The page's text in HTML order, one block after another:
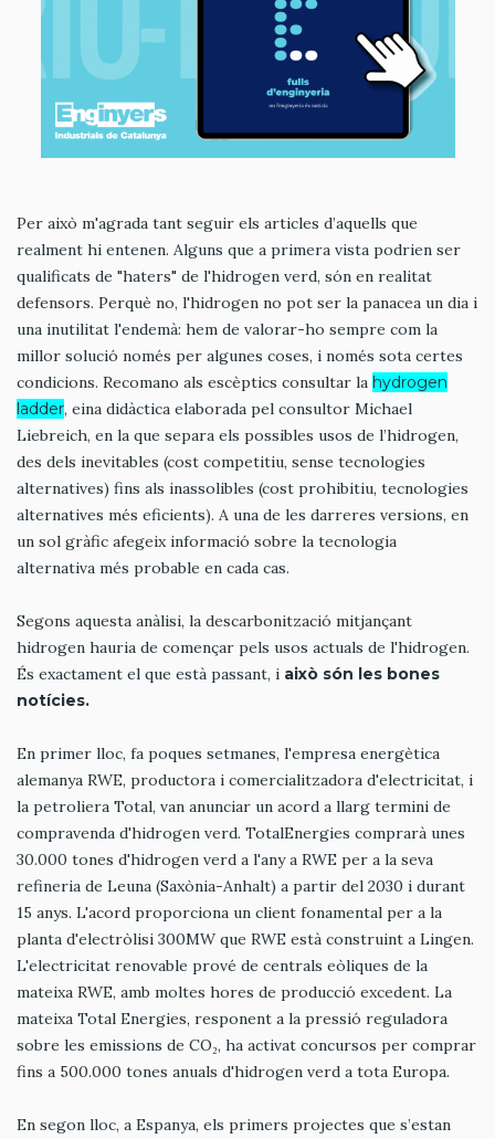
Per això m'agrada tant seguir els articles d’aquells que
realment hi entenen. Alguns que a primera vista podrien ser
qualificats de "haters" de l'hidrogen verd, són en realitat
defensors. Perquè no, l'hidrogen no pot ser la panacea un dia i
una inutilitat l'endemà: hem de valorar-ho sempre com la
millor solució només per algunes coses, i només sota certes
condicions. Recomano als escèptics consultar la hydrogen
ladder, eina didàctica elaborada pel consultor Michael
Liebreich, en la que separa els possibles usos de l’hidrogen,
des dels inevitables (cost competitiu, sense tecnologies
alternatives) fins als inassolibles (cost prohibitiu, tecnologies
alternatives més eficients). A una de les darreres versions, en
un sol gràfic afegeix informació sobre la tecnologia
alternativa més probable en cada cas.
Segons aquesta anàlisi, la descarbonització mitjançant
hidrogen hauria de començar pels usos actuals de l'hidrogen.
És exactament el que està passant, i això són les bones
notícies.
En primer lloc, fa poques setmanes, l'empresa energètica
alemanya RWE, productora i comercialitzadora d'electricitat, i
la petroliera Total, van anunciar un acord a llarg termini de
compravenda d'hidrogen verd. TotalEnergies comprarà unes
30.000 tones d'hidrogen verd a l'any a RWE per a la seva
refineria de Leuna (Saxònia-Anhalt) a partir del 2030 i durant
15 anys. L'acord proporciona un client fonamental per a la
planta d'electròlisi 300MW que RWE està construint a Lingen.
L'electricitat renovable prové de centrals eòliques de la
mateixa RWE, amb moltes hores de producció excedent. La
mateixa Total Energies, responent a la pressió reguladora
sobre les emissions de CO₂, ha activat concursos per comprar
fins a 500.000 tones anuals d'hidrogen verd a tota Europa.
En segon lloc, a Espanya, els primers projectes que s’estan